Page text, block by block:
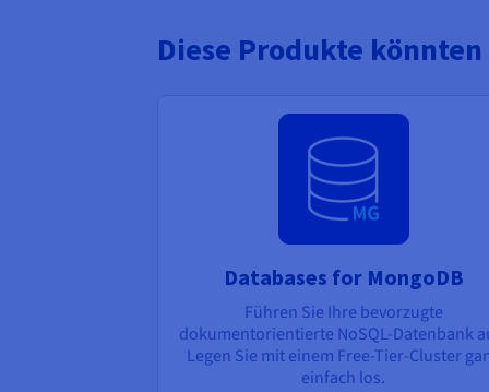
Diese Produkte
Databases for MongoDB
Führen Sie Ihre bevorzugte
dokumentorientierte NoSQL-Datenbank
Legen Sie mit einem Free-Tier-Cluster
einfach los.